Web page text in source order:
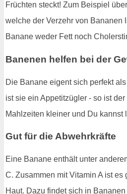
Früchten steckt! Zum Beispiel
welche der Verzehr von Bananen
Banane weder Fett noch
Banenen helfen bei der
Die Banane eigent sich perfekt
ist sie ein Appetitzügler - so ist
Mahlzeiten kleiner und Du kannst
Gut für die Abwehrkräfte
Eine Banane enthält unter
C. Zusammen mit Vitamin A ist es
Haut. Dazu findet sich in